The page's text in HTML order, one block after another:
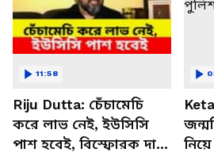
Riju Dutta: চেঁচামেচি
করে লাভ নেই, ইউসিসি
পাশ হবেই, বিস্ফোরক দাবি
11:58